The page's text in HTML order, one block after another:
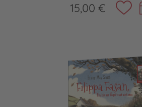
15,00 €